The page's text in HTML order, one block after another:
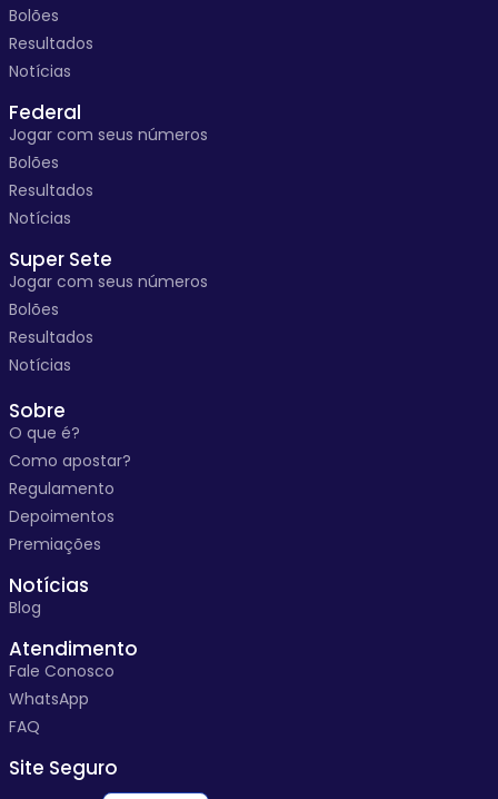
Bolões
Resultados
Notícias
Federal
Jogar com seus números
Bolões
Resultados
Notícias
Super Sete
Jogar com seus números
Bolões
Resultados
Notícias
Sobre
O que é?
Como apostar?
Regulamento
Depoimentos
Premiações
Notícias
Blog
Atendimento
Fale Conosco
WhatsApp
FAQ
Site Seguro